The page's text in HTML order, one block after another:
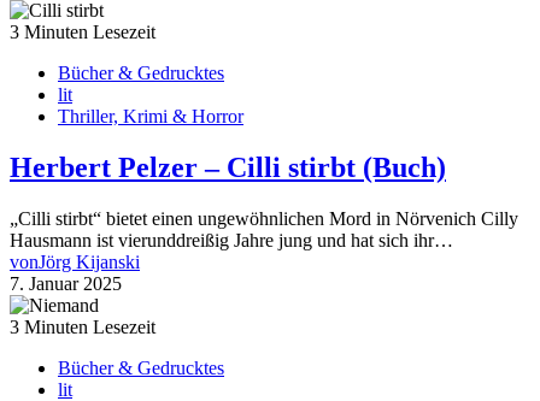
3 Minuten Lesezeit
Bücher & Gedrucktes
lit
Thriller, Krimi & Horror
Herbert Pelzer – Cilli stirbt (Buch)
„Cilli stirbt“ bietet einen ungewöhnlichen Mord in Nörvenich Cilly
Hausmann ist vierunddreißig Jahre jung und hat sich ihr…
vonJörg Kijanski
7. Januar 2025
3 Minuten Lesezeit
Bücher & Gedrucktes
lit